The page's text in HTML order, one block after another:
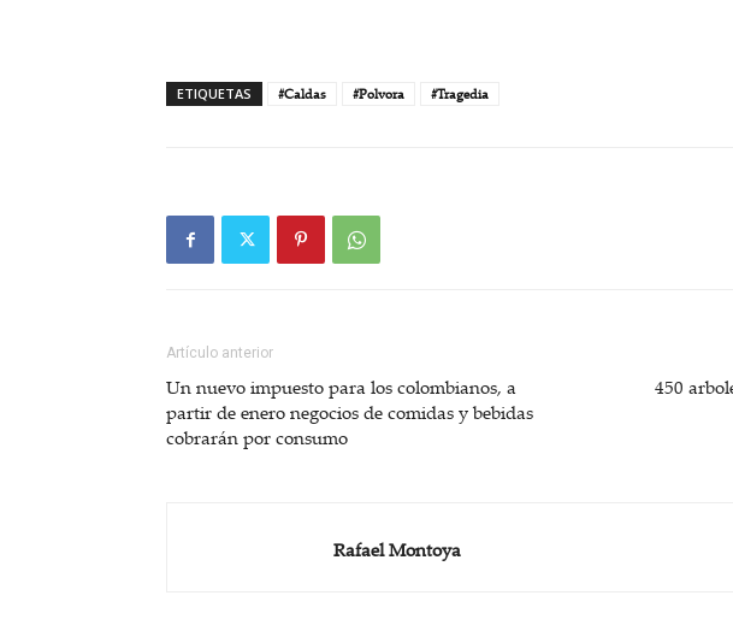
ETIQUETAS #Caldas #Polvora #Tragedia
Artículo anterior
Un nuevo impuesto para los colombianos, a
partir de enero negocios de comidas y bebidas
cobrarán por consumo
450
Rafael Montoya